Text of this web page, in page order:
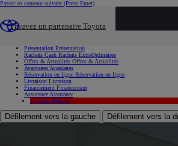
Passer au contenu suivant (Press Enter)
Trouvez un partenaire Toyota
Présentation Présentation
Rachats Cash Rachats ExtraOrdinaires
Offres & Actualités Offres & Actualités
Avantages Avantages
Réservation en ligne Réservation en ligne
Livraison Livraison
Financement Financement
Assurance Assurance
Hybride Hybride
Défilement vers la gauche Défilement vers la